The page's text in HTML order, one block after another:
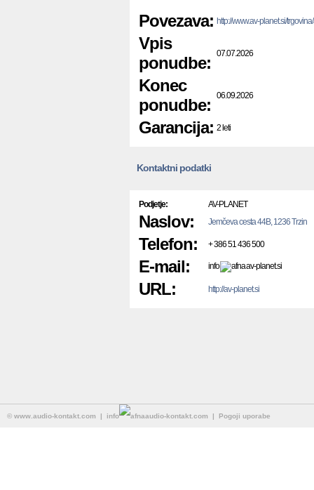
Povezava: http://www.av-planet.si/
Vpis
ponudbe:
07.07.2026
Konec
ponudbe:
06.09.2026
Garancija: 2 leti
Kontaktni podatki
Podjetje: AV-PLANET
Naslov: Jemčeva cesta 44B, 1236 Trzin
Telefon: + 386 51 436 500
E-mail: info av-planet.si
URL: http://av-planet.si
© www.audio-kontakt.com | info audio-kontakt.com | Pogoji uporabe